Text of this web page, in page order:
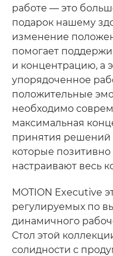
работе — это
подарок нашему
изменение
помогает
и концентрацию, а
упорядоченное
положительные
необходимо
максимальная
принятия решений
которые
настраивают весь
MOTION Executive
регулируемых по
динамичного
Стол этой
солидности с